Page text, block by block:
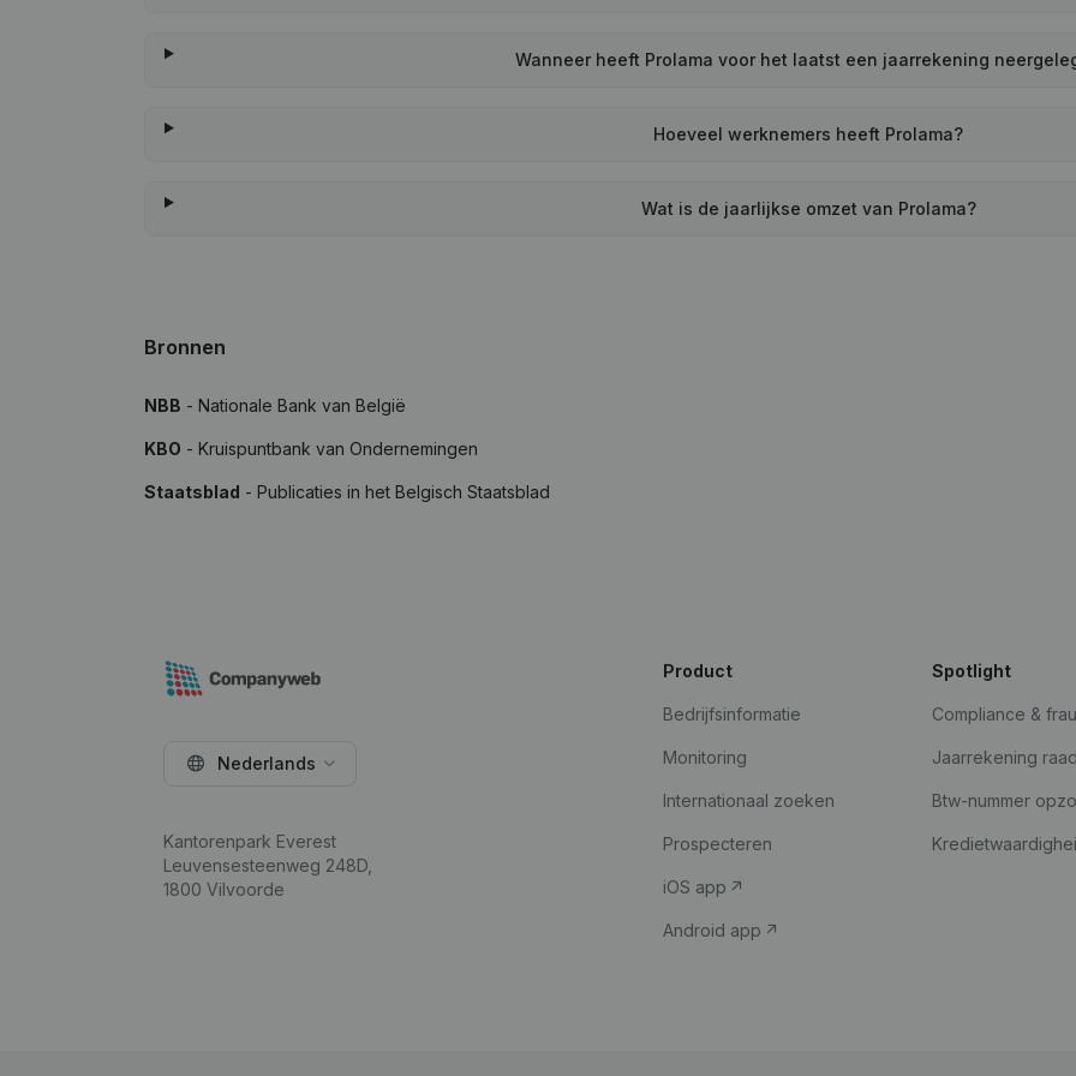
Wanneer heeft Prolama voor het laatst een jaarrekening
Hoeveel werknemers heeft Prolama?
Wat is de jaarlijkse omzet van Prolama?
Bronnen
NBB - Nationale Bank van België
KBO - Kruispuntbank van Ondernemingen
Staatsblad - Publicaties in het Belgisch Staatsblad
Nederlands
Kantorenpark Everest
Leuvensesteenweg 248D,
1800 Vilvoorde
Product
Bedrijfsinformatie
Monitoring
Internationaal zoeken
Prospecteren
iOS app
Android app
Spotlight
Compliance &
Jaarrekening
Btw-nummer